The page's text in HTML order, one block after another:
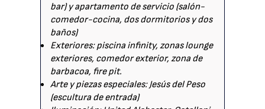
bar) y apartamento de servicio (salón-
comedor-cocina, dos dormitorios y dos
baños)
Exteriores: piscina infinity, zonas lounge
exteriores, comedor exterior, zona de
barbacoa, fire pit.
Arte y piezas especiales: Jesús del Peso
(escultura de entrada)